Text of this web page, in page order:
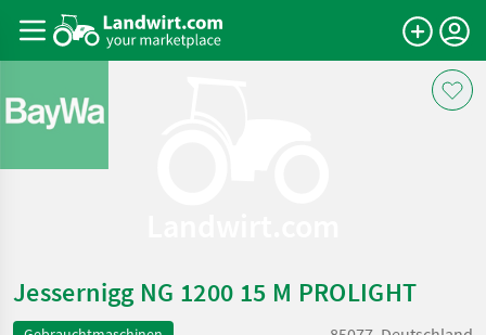
Jessernigg NG 1200 15 M PROLIGHT